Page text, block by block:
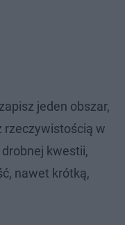
jeden obszar,
rzeczywistością w
kwestii,
nawet krótką,